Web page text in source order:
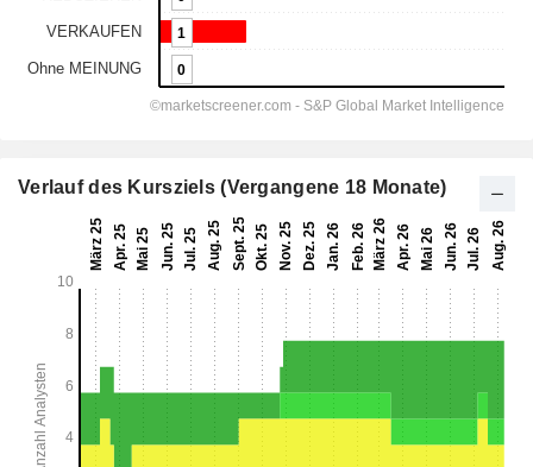
Verlauf des Kursziels (Vergangene 18 Monate)